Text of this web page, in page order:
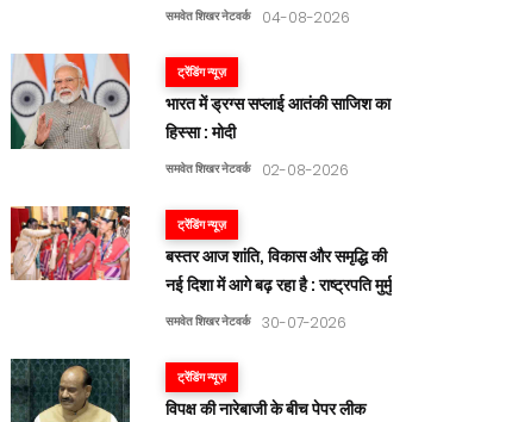
समवेत शिखर नेटवर्क 04-08-2026
ट्रेंडिंग न्यूज़
भारत में ड्रग्स सप्लाई आतंकी साजिश का
हिस्सा : मोदी
समवेत शिखर नेटवर्क 02-08-2026
ट्रेंडिंग न्यूज़
बस्तर आज शांति, विकास और समृद्धि की
नई दिशा में आगे बढ़ रहा है : राष्ट्रपति मुर्मु
समवेत शिखर नेटवर्क 30-07-2026
ट्रेंडिंग न्यूज़
विपक्ष की नारेबाजी के बीच पेपर लीक